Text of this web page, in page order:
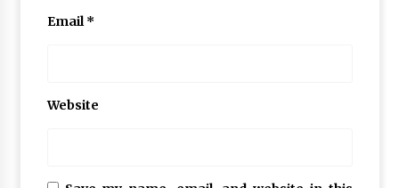
Email*
Website